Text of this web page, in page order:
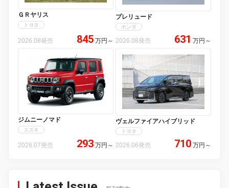
ＧＲヤリス
トヨタ
2026.08発売 845 万円 ～
プレリュード
ホンダ
2026.08発売 631 万円 ～
ジムニーノマド
スズキ
2026.07発売 293 万円 ～
ヴェルファイアハイブリッド
トヨタ
2026.06発売 710 万円 ～